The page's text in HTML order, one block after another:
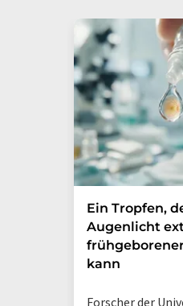
Ein Tropfen,
Augenlicht
kann
Forscher der